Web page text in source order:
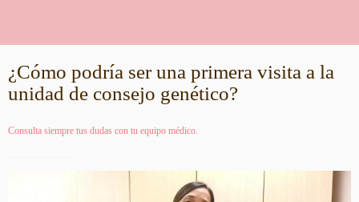
¿Cómo podría ser una primera visita a la
unidad de consejo genético?
Consulta siempre tus dudas con tu equipo médico.